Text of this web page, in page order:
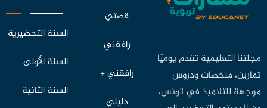
مجلتنا التعليمية تقدم يوميًا
تمارين، ملخصات ودروس
موجهة للتلاميذ في تونس،
قصتي
رافقني
رافقني +
دليلي
السنة التحضيرية
السنة الأولى
السنة الثانية